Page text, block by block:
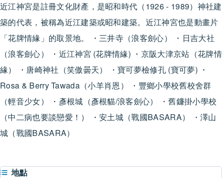
近江神宮是註冊文化財產，是昭和時代（1926 - 1989）神社建
築的代表，被稱為近江建築或昭和建築。近江神宮也是動畫片
「花牌情緣」的取景地。 ・三井寺（浪客劍心） ・日吉大社
（浪客劍心） ・近江神宮 (花牌情緣) ・京阪大津京站（花牌情
緣） ・唐崎神社（笑傲曇天） ・寶可夢檢修孔 (寶可夢) ・
Rosa & Berry Tawada（小羊肖恩） ・豐鄉小學校舊校舍群
（輕音少女） ・彥根城（彥根貓/浪客劍心） ・舊鐮掛小學校
（中二病也要談戀愛！） ・安土城（戰國BASARA） ・澤山
城（戰國BASARA）
地點
6